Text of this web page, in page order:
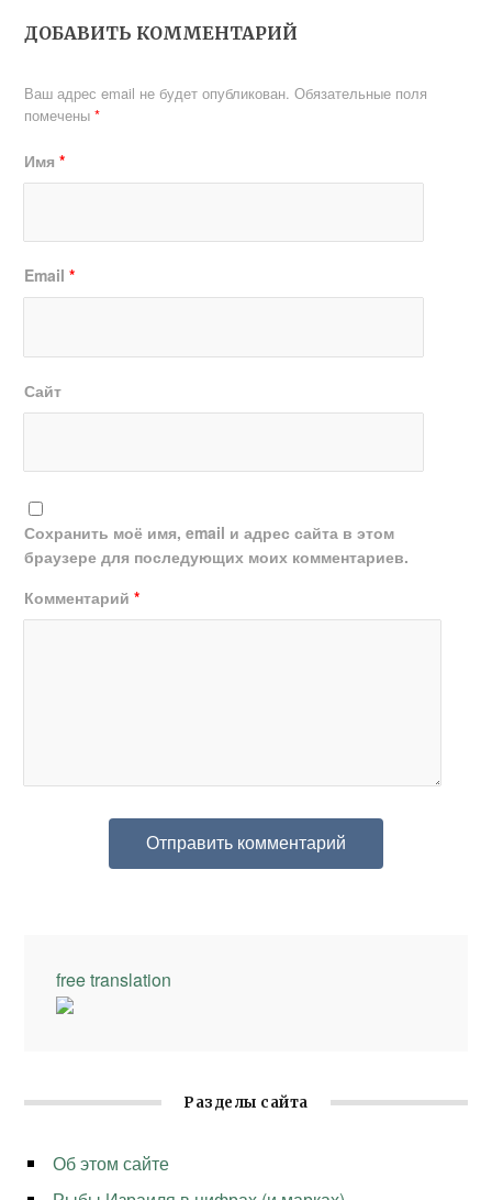
ДОБАВИТЬ КОММЕНТАРИЙ
Ваш адрес email не будет опубликован. Обязательные поля
помечены*
Имя*
Email*
Сайт
Сохранить моё имя, email и адрес сайта в этом
браузере для последующих моих комментариев.
Комментарий*
free translation
Разделы сайта
Об этом сайте